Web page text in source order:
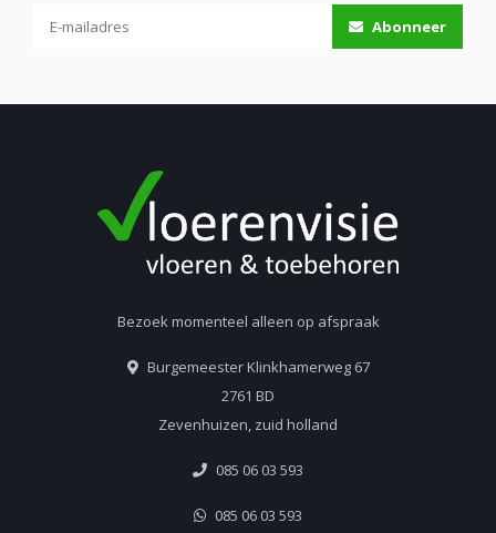
Abonneer
Bezoek momenteel alleen op afspraak
Burgemeester Klinkhamerweg 67
2761 BD
Zevenhuizen, zuid holland
085 06 03 593
085 06 03 593